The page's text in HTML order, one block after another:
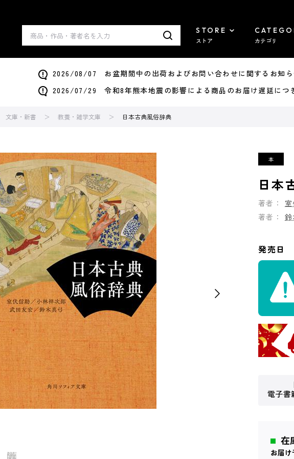
STORE
ストア カテゴリ
2026/08/07 お盆期間中の出荷およびお問い合わせに関するお知ら
2026/07/29 令和8年熊本地震の影響による商品のお届け遅延につ
文庫・新書 教養・雑学文庫 日本古典風俗辞典
日本
著者：
著者：
発売日
電子書
在
お届け